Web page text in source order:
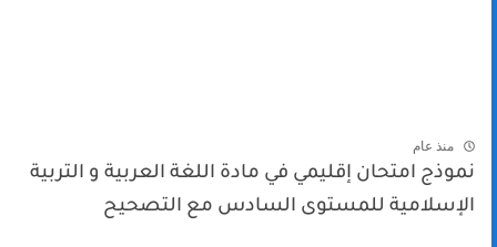
منذ عام
نموذج امتحان إقليمي في مادة اللغة العربية و التربية
الإسلامية للمستوى السادس مع التصحيح